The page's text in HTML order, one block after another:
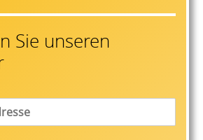
Sie unseren